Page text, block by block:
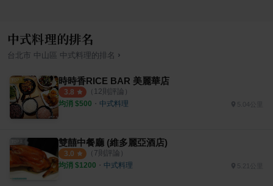
中式料理的排名
台北市 中山區 中式料理的排名 ›
時時香RICE BAR 美麗華店
3.8 （ 12則評論）
均消 $500 ・ 中式料理 5.04公里
雙囍中餐廳 (維多麗亞酒店)
3.0 （ 7則評論）
均消 $1200 ・ 中式料理 5.21公里